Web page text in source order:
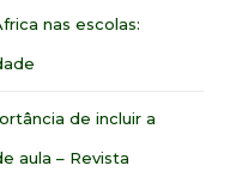
nas escolas:
de incluir a
aula – Revista